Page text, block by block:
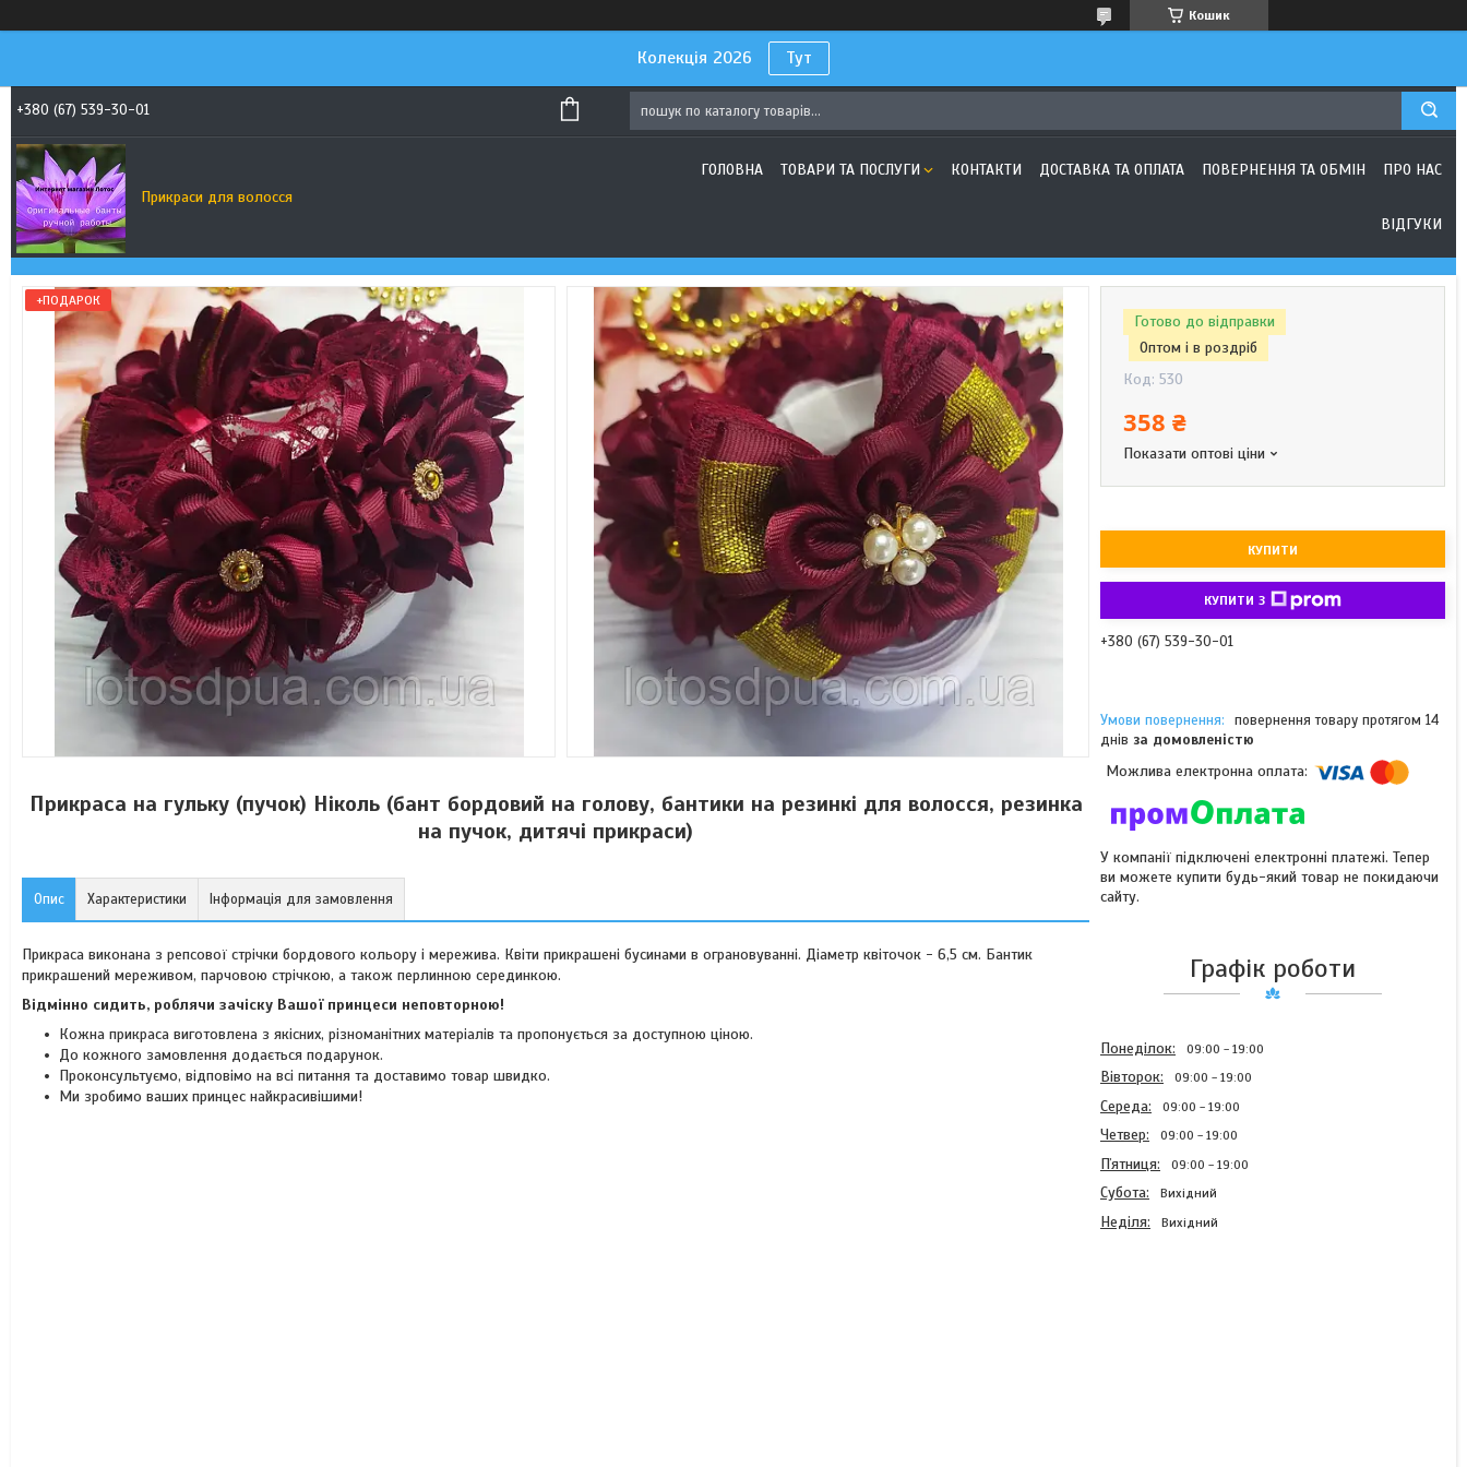
Кошик
Колекція 2026 Тут
+380 (67) 539-30-01
Прикраси для волосся
ГОЛОВНА ТОВАРИ ТА ПОСЛУГИ КОНТАКТИ ДОСТАВКА ТА ОПЛАТА ПОВЕРНЕННЯ ТА ОБМІН ПРО НАС
ВІДГУКИ
+ПОДАРОК
Прикраса на гульку (пучок) Ніколь (бант бордовий на голову, бантики на резинкі для волосся, резинка
на пучок, дитячі прикраси)
Опис Характеристики Інформація для замовлення
Прикраса виконана з репсової стрічки бордового кольору і мережива. Квіти прикрашені бусинами в ограновуванні. Діаметр квіточок - 6,5 см. Бантик
прикрашений мереживом, парчовою стрічкою, а також перлинною серединкою.
Відмінно сидить, роблячи зачіску Вашої принцеси неповторною!
Кожна прикраса виготовлена з якісних, різноманітних матеріалів та пропонується за доступною ціною.
До кожного замовлення додається подарунок.
Проконсультуємо, відповімо на всі питання та доставимо товар швидко.
Ми зробимо ваших принцес найкрасивішими!
Готово до відправки
Оптом і в роздріб
Код: 530
358 ₴
Показати оптові ціни
КУПИТИ
КУПИТИ З
+380 (67) 539-30-01
повернення товару протягом 14
днів за домовленістю
У компанії підключені електронні платежі. Тепер
ви можете купити будь-який товар не покидаючи
сайту.
Графік роботи
Понеділок 09:00 19:00
Вівторок 09:00 19:00
Середа 09:00 19:00
Четвер 09:00 19:00
Пʼятниця 09:00 19:00
Субота Вихідний
Неділя Вихідний